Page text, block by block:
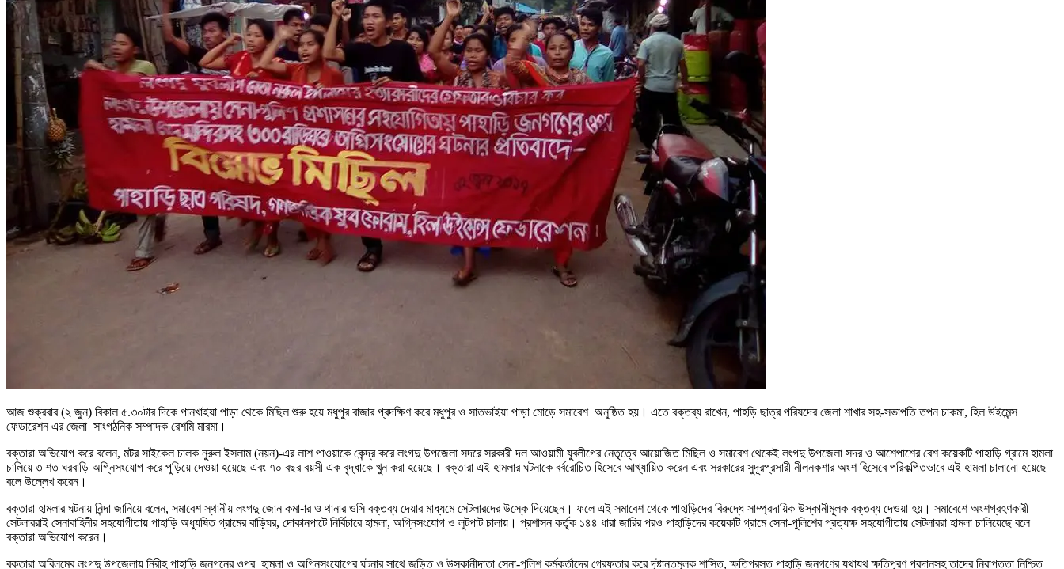
আজ শুক্রবার (২ জুন) বিকাল ৫.৩০টার দিকে পানখাইয়া পাড়া থেকে মিছিল শুরু হয়ে মধুপুর বাজার প্রদক্ষিণ করে মধুপুর ও সাতভাইয়া পাড়া মোড়ে সমাবেশ অনুষ্ঠিত হয়। এতে বক্তব্য রাখেন, পাহড়ি ছাত্র পরিষদের জেলা শাখার সহ-সভাপতি তপন চাকমা, হিল উইমেন্স
ফেডারেশন এর জেলা সাংগঠনিক সম্পাদক রেশমি মারমা।
বক্তারা অভিযোগ করে বলেন, মটর সাইকেল চালক নুরুল ইসলাম (নয়ন)-এর লাশ পাওয়াকে কেন্দ্র করে লংগদু উপজেলা সদরে সরকারী দল আওয়ামী যুবলীগের নেতৃত্বে আয়োজিত মিছিল ও সমাবেশ থেকেই লংগদু উপজেলা সদর ও আশেপাশের বেশ কয়েকটি পাহাড়ি গ্রামে হামলা
চালিয়ে ৩ শত ঘরবাড়ি অগ্নিসংযোগ করে পুড়িয়ে দেওয়া হয়েছে এবং ৭০ বছর বয়সী এক বৃদ্ধাকে খুন করা হয়েছে। বক্তারা এই হামলার ঘটনাকে বর্বরোচিত হিসেবে আখ্যায়িত করেন এবং সরকারের সুদূরপ্রসারী নীলনকশার অংশ হিসেবে পরিকল্পিতভাবে এই হামলা চালানো হয়েছে
বলে উল্লেখ করেন।
বক্তারা হামলার ঘটনায় নিন্দা জানিয়ে বলেন, সমাবেশ স্থানীয় লংগদু জোন কমা-ার ও থানার ওসি বক্তব্য দেয়ার মাধ্যমে সেটলারদের উস্কে দিয়েছেন। ফলে এই সমাবেশ থেকে পাহাড়িদের বিরুদ্ধে সাম্প্রদায়িক উস্কানীমূলক বক্তব্য দেওয়া হয়। সমাবেশে অংশগ্রহণকারী
সেটলাররাই সেনাবাহিনীর সহযোগীতায় পাহাড়ি অধ্যুষিত গ্রামের বাড়িঘর, দোকানপাটে নির্বিচারে হামলা, অগ্নিসংযোগ ও লুটপাট চালায়। প্রশাসন কর্তৃক ১৪৪ ধারা জারির পরও পাহাড়িদের কয়েকটি গ্রামে সেনা-পুলিশের প্রত্যক্ষ সহযোগীতায় সেটলাররা হামলা চালিয়েছে বলে
বক্তারা অভিযোগ করেন।
বক্তারা অবিলম্বে লংগদু উপজেলায় নিরীহ পাহাড়ি জনগনের ওপর হামলা ও অগ্নিসংযোগের ঘটনার সাথে জড়িত ও উস্কানীদাতা সেনা-পুলিশ কর্মকর্তাদের গ্রেফতার করে দৃষ্টান্তমূলক শাস্তি, ক্ষতিগ্রস্ত পাহাড়ি জনগণের যথাযথ ক্ষতিপূরণ প্রদানসহ তাদের নিরাপত্তা নিশ্চিত